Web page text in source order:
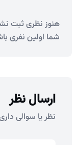
هنوز نظری ثبت
شما اولین نفری
ارسال نظر
نظر یا سوالی